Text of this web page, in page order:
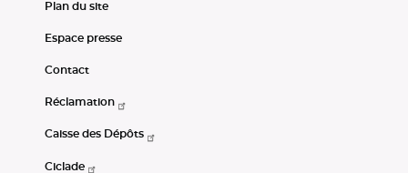
Plan du site
Espace presse
Contact
Réclamation
Caisse des Dépôts
Ciclade